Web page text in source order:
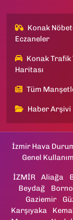
Konak
Eczaneler
Konak Trafik
Haritası
Tüm
Haber Arşivi
İzmir Hava
Genel
İZMİR Aliağa
Beydağ
Gaziemir
Karşıyaka